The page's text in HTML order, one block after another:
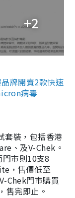
+2
牌開賣2款快速
病毒
套裝，包括香港
、及V-Chek。
市則10支8
，售價低至
Chek門市購買
售完即止。